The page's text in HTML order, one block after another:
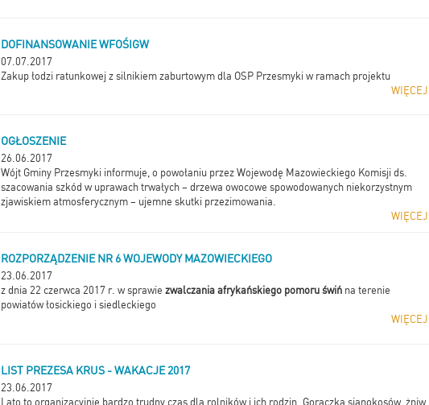
DOFINANSOWANIE WFOŚIGW
07.07.2017
Zakup łodzi ratunkowej z silnikiem zaburtowym dla OSP Przesmyki w ramach projektu
WIĘCEJ
OGŁOSZENIE
26.06.2017
Wójt Gminy Przesmyki informuje, o powołaniu przez Wojewodę Mazowieckiego Komisji ds.
szacowania szkód w uprawach trwałych – drzewa owocowe spowodowanych niekorzystnym
zjawiskiem atmosferycznym – ujemne skutki przezimowania.
WIĘCEJ
ROZPORZĄDZENIE NR 6 WOJEWODY MAZOWIECKIEGO
23.06.2017
z dnia 22 czerwca 2017 r. w sprawie zwalczania afrykańskiego pomoru świń na terenie
powiatów łosickiego i siedleckiego
WIĘCEJ
LIST PREZESA KRUS - WAKACJE 2017
23.06.2017
Lato to organizacyjnie bardzo trudny czas dla rolników i ich rodzin. Gorączka sianokosów, żniw,